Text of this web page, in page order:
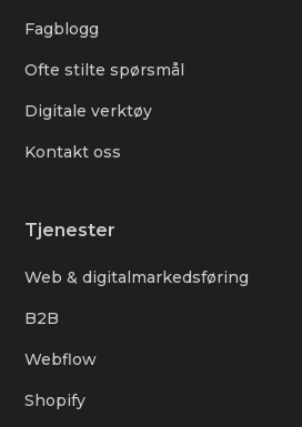
Fagblogg
Ofte stilte spørsmål
Digitale verktøy
Kontakt oss
Tjenester
Web & digitalmarkedsføring
B2B
Webflow
Shopify